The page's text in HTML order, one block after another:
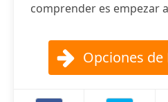
comprender es empezar
Opciones de